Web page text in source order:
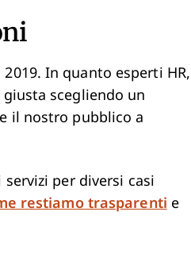
In quanto esperti HR,
scegliendo un
il nostro pubblico a
per diversi casi
restiamo trasparenti e